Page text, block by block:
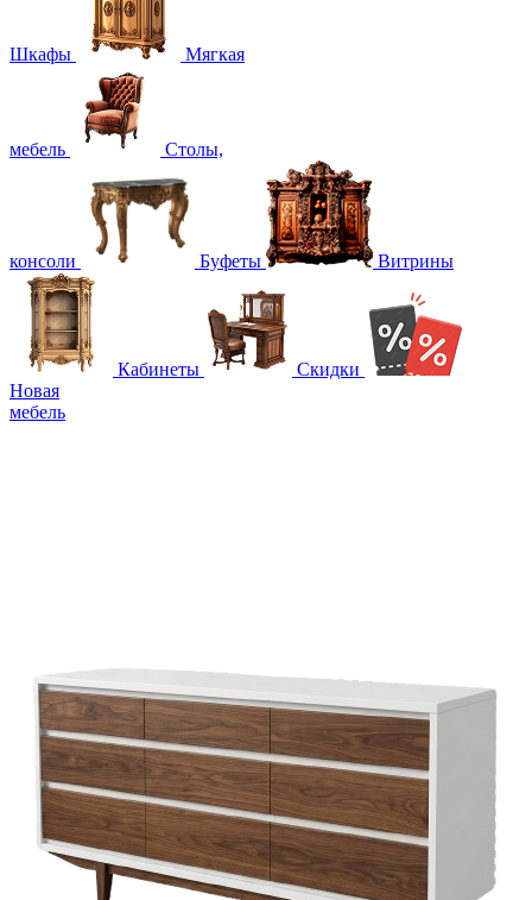
Шкафы Мягкая
мебель Столы,
консоли Буфеты Витрины
Кабинеты
Скидки
Новая
мебель